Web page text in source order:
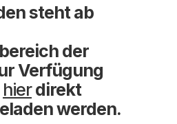
steht ab
der
Verfügung
hierdirekt
werden.